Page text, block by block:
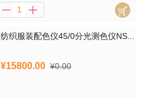
纺织服装配色仪45/0分光测色仪NS...
¥15800.00 ¥0.00